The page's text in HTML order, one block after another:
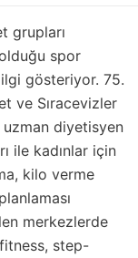
grupları
spor
gösteriyor. 75.
ve Sıracevizler
uzman diyetisyen
ile kadınlar için
kilo verme
merkezlerde
step-